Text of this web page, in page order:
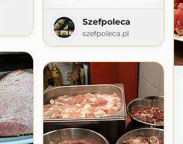
Szefpoleca
szefpoleca.pl